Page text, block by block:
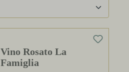
Vino Rosato La
Famiglia